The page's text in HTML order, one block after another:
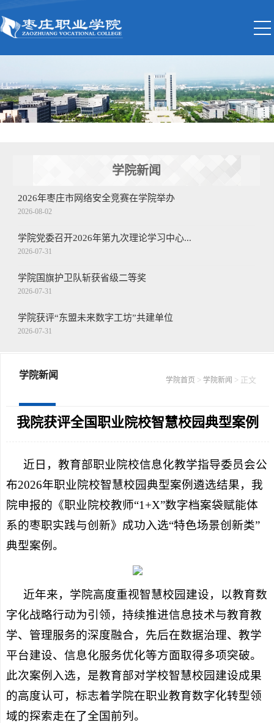
学院新闻
2026年枣庄市网络安全竞赛在学院举办
2026-08-02
学院党委召开2026年第九次理论学习中心...
2026-07-31
学院国旗护卫队斩获省级二等奖
2026-07-31
学院获评“东盟未来数字工坊”共建单位
2026-07-31
2026-07-30
学院首页 > 学院新闻 > 正文
学院新闻
我院获评全国职业院校智慧校园典型案例
近日，教育部职业院校信息化教学指导委员会公
布2026年职业院校智慧校园典型案例遴选结果，我
院申报的《职业院校教师“1+X”数字档案袋赋能体
系的枣职实践与创新》成功入选“特色场景创新类”
典型案例。
近年来，学院高度重视智慧校园建设，以教育数
字化战略行动为引领，持续推进信息技术与教育教
学、管理服务的深度融合，先后在数据治理、教学
平台建设、信息化服务优化等方面取得多项突破。
此次案例入选，是教育部对学校智慧校园建设成果
的高度认可，标志着学院在职业教育数字化转型领
域的探索走在了全国前列。